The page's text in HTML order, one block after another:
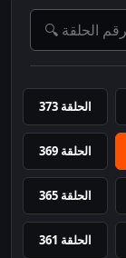
الحلقة 373
الحلقة 369
الحلقة 365
الحلقة 361